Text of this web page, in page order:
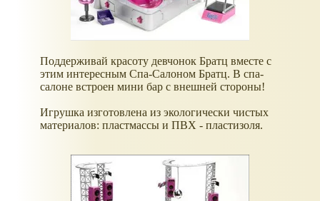
Поддерживай красоту девчонок Братц вместе с
этим интересным Спа-Салоном Братц. В спа-
салоне встроен мини бар с внешней стороны!
Игрушка изготовлена из экологически чистых
материалов: пластмассы и ПВХ - пластизоля.